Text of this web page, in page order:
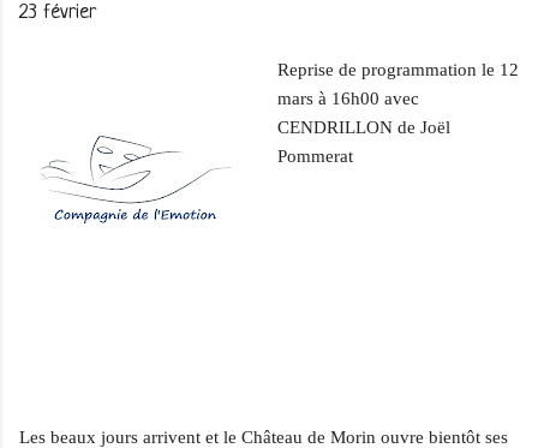
23 février
Reprise de programmation le 12
mars à 16h00 avec
CENDRILLON de Joël
Pommerat
Les beaux jours arrivent et le Château de Morin ouvre bientôt ses